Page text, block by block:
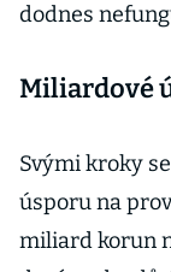
dodnes
Miliardové
Svými kroky
úsporu na
miliard korun